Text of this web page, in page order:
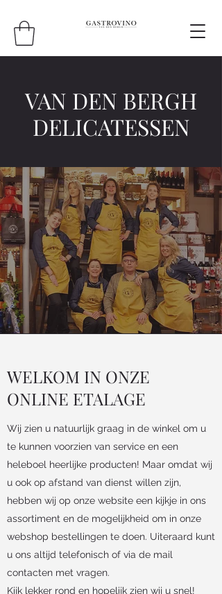
VAN DEN BERGH
DELICATESSEN
WELKOM IN ONZE
ONLINE ETALAGE
Wij zien u natuurlijk graag in de winkel om u
te kunnen voorzien van service en een
heleboel heerlijke producten! Maar omdat wij
u ook op afstand van dienst willen zijn,
hebben wij op onze website een kijkje in ons
assortiment en de mogelijkheid om in onze
webshop bestellingen te doen. Uiteraard kunt
u ons altijd telefonisch of via de mail
contacten met vragen.
Kijk lekker rond en hopelijk zien wij u snel!